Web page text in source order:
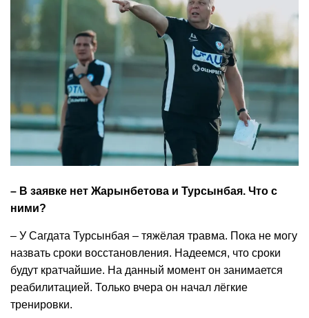
– В заявке нет Жарынбетова и Турсынбая. Что с
ними?
– У Сагдата Турсынбая – тяжёлая травма. Пока не могу
назвать сроки восстановления. Надеемся, что сроки
будут кратчайшие. На данный момент он занимается
реабилитацией. Только вчера он начал лёгкие
тренировки.